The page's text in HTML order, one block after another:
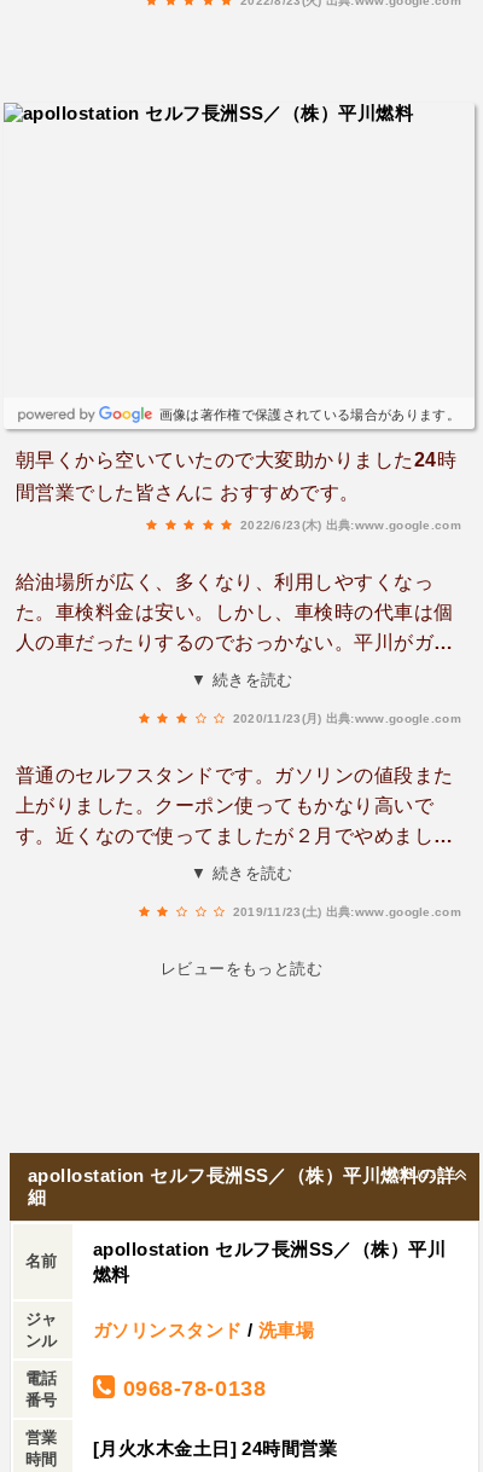
画像は著作権で保護されている場合があります。
朝早くから空いていたので大変助かりました24時
間営業でした皆さんに おすすめです。
2022/6/23(木) 出典:www.google.com
給油場所が広く、多くなり、利用しやすくなっ
た。車検料金は安い。しかし、車検時の代車は個
人の車だったりするのでおっかない。平川がガソ
リン安いと思っていたげど、まだ、安い所が有っ
▼ 続きを読む
2020/11/23(月) 出典:www.google.com
普通のセルフスタンドです。ガソリンの値段また
上がりました。クーポン使ってもかなり高いで
す。近くなので使ってましたが２月でやめまし
た。平川燃料がたぶん県内最高価格だと思います
ンスは各自の判断でしてください。便利なのは２
▼ 続きを読む
2019/11/23(土) 出典:www.google.com
レビューをもっと読む
2026/6/29
apollostation セルフ長洲SS／（株）平川燃料の詳
細
名前
apollostation セルフ長洲SS／（株）平川
燃料
ジャ
ンル
ガソリンスタンド / 洗車場
電話
番号
0968-78-0138
営業
時間
[月火水木金土日] 24時間営業